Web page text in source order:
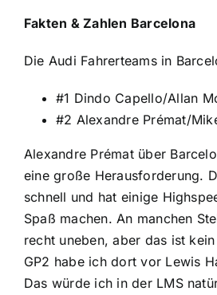
Fakten & Zahlen Barcelona
Die Audi Fahrerteams in
#1 Dindo Capello/Allan
#2 Alexandre Prémat/
Alexandre Prémat über
eine große Herausforderung.
schnell und hat einige
Spaß machen. An manchen
recht uneben, aber das ist
GP2 habe ich dort vor Lewis
Das würde ich in der LMS